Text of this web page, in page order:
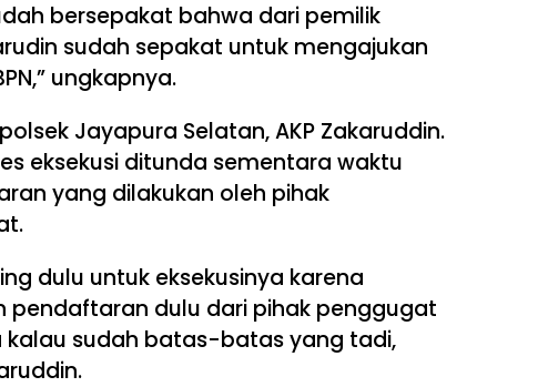
bersepakat bahwa dari pemilik
sudah sepakat untuk mengajukan
ungkapnya.
Jayapura Selatan, AKP Zakaruddin.
eksekusi ditunda sementara waktu
yang dilakukan oleh pihak
dulu untuk eksekusinya karena
pendaftaran dulu dari pihak penggugat
kalau sudah batas-batas yang tadi,